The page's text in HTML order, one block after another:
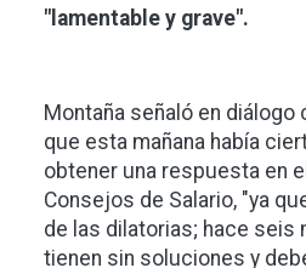
"lamentable y grave".
Montaña señaló en diálogo
que esta mañana había
obtener una respuesta en
Consejos de Salario, "ya
de las dilatorias; hace seis
tienen sin soluciones y